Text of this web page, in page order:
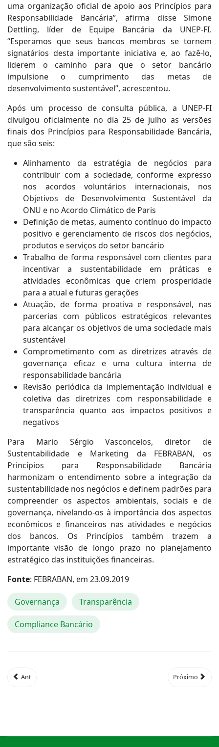
uma organização oficial de apoio aos Princípios para
Responsabilidade Bancária”, afirma disse Simone
Dettling, líder de Equipe Bancária da UNEP-FI.
“Esperamos que seus bancos membros se tornem
signatários desta importante iniciativa e, ao fazê-lo,
liderem o caminho para que o setor bancário
impulsione o cumprimento das metas de
desenvolvimento sustentável”, acrescentou.
Após um processo de consulta pública, a UNEP-FI
divulgou oficialmente no dia 25 de julho as versões
finais dos Princípios para Responsabilidade Bancária,
que são seis:
Alinhamento da estratégia de negócios para
contribuir com a sociedade, conforme expresso
nos acordos voluntários internacionais, nos
Objetivos de Desenvolvimento Sustentável da
ONU e no Acordo Climático de Paris
Definição de metas, aumento contínuo do impacto
positivo e gerenciamento de riscos dos negócios,
produtos e serviços do setor bancário
Trabalho de forma responsável com clientes para
incentivar a sustentabilidade em práticas e
atividades econômicas que criem prosperidade
para a atual e futuras gerações
Atuação, de forma proativa e responsável, nas
parcerias com públicos estratégicos relevantes
para alcançar os objetivos de uma sociedade mais
sustentável
Comprometimento com as diretrizes através de
governança eficaz e uma cultura interna de
responsabilidade bancária
Revisão periódica da implementação individual e
coletiva das diretrizes com responsabilidade e
transparência quanto aos impactos positivos e
negativos
Para Mario Sérgio Vasconcelos, diretor de
Sustentabilidade e Marketing da FEBRABAN, os
Princípios para Responsabilidade Bancária
harmonizam o entendimento sobre a integração da
sustentabilidade nos negócios e definem padrões para
compreender os aspectos ambientais, sociais e de
governança, nivelando-os à importância dos aspectos
econômicos e financeiros nas atividades e negócios
dos bancos. Os Princípios também trazem a
importante visão de longo prazo no planejamento
estratégico das instituições financeiras.
Fonte: FEBRABAN, em 23.09.2019
Governança Transparência
Compliance Bancário
Ant Próximo